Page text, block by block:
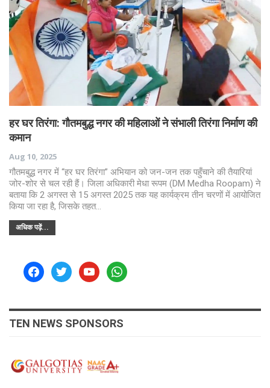
हर घर तिरंगा: गौतमबुद्ध नगर की महिलाओं ने संभाली तिरंगा निर्माण की
कमान
Aug 10, 2025
गौतमबुद्ध नगर में “हर घर तिरंगा” अभियान को जन-जन तक पहुँचाने की तैयारियां
जोर-शोर से चल रही हैं। जिला अधिकारी मेधा रूपम (DM Medha Roopam) ने
बताया कि 2 अगस्त से 15 अगस्त 2025 तक यह कार्यक्रम तीन चरणों में आयोजित
किया जा रहा है, जिसके तहत…
अधिक पढ़ें...
facebooktwitteryoutubewhatsapp
TEN NEWS SPONSORS